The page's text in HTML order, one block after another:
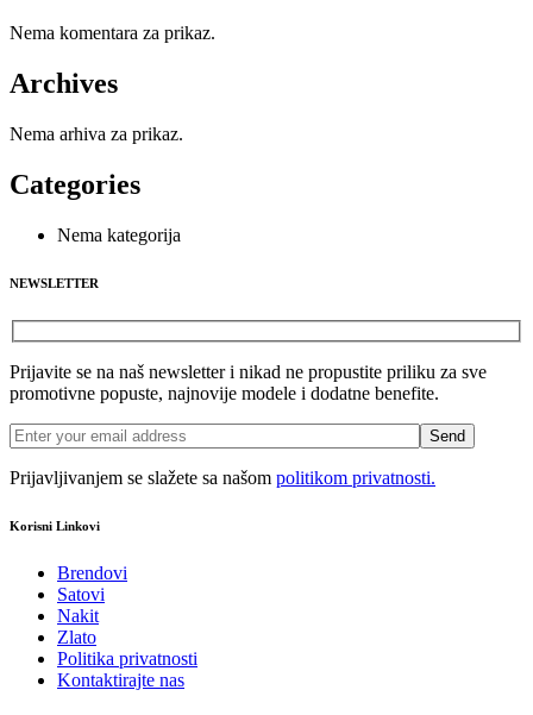
Nema komentara za prikaz.
Archives
Nema arhiva za prikaz.
Categories
Nema kategorija
NEWSLETTER
Prijavite se na naš newsletter i nikad ne propustite priliku za sve
promotivne popuste, najnovije modele i dodatne benefite.
Prijavljivanjem se slažete sa našom politikom privatnosti.
Korisni Linkovi
Brendovi
Satovi
Nakit
Zlato
Politika privatnosti
Kontaktirajte nas